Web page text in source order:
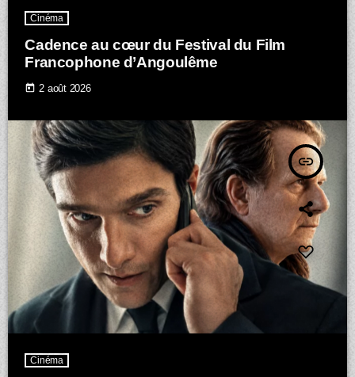
Cinéma
Cadence au cœur du Festival du Film
Francophone d’Angoulême
today 2 août 2026
insert_link
Cinéma